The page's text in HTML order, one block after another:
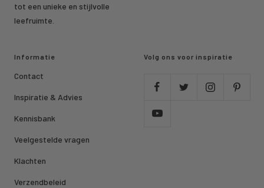
tot een unieke en stijlvolle
leefruimte.
Informatie
Contact
Inspiratie & Advies
Kennisbank
Veelgestelde vragen
Klachten
Verzendbeleid
Volg ons voor inspiratie